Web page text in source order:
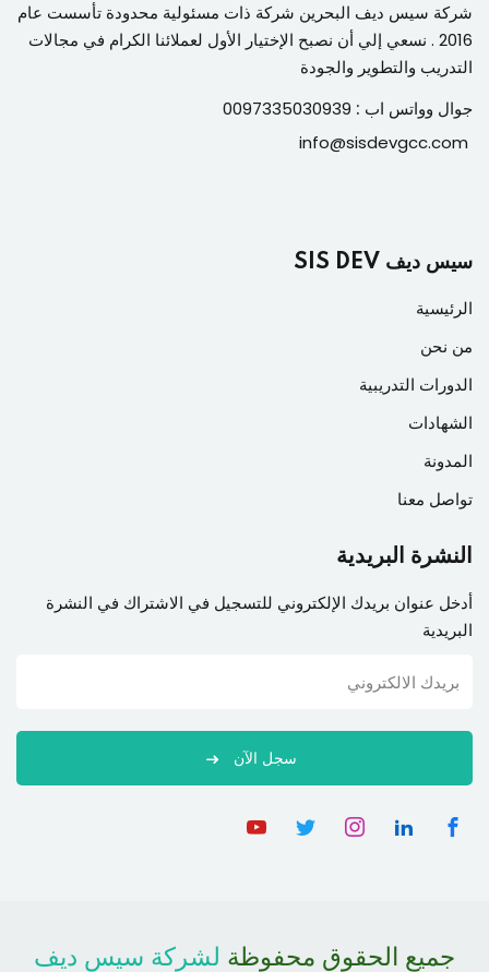
شركة سيس ديف البحرين شركة ذات مسئولية محدودة تأسست عام
2016 . نسعي إلي أن نصبح الإختيار الأول لعملائنا الكرام في مجالات
التدريب والتطوير والجودة
جوال وواتس اب :
info@sisdevgcc.com
سيس ديف SIS DEV
الرئيسية
من نحن
الدورات التدريبية
الشهادات
المدونة
تواصل معنا
النشرة البريدية
أدخل عنوان بريدك الإلكتروني للتسجيل في الاشتراك في النشرة
البريدية
سجل الآن
جميع الحقوق محفوظة لشركة سيس ديف